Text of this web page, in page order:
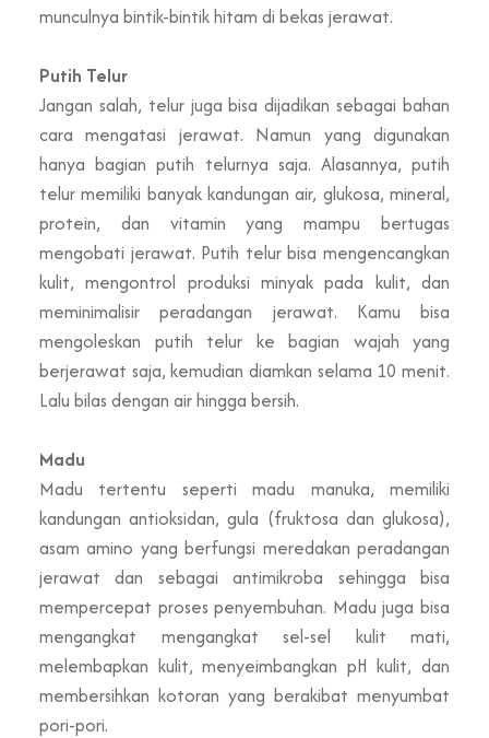
munculnya bintik-bintik hitam di bekas jerawat.
Putih Telur
Jangan salah, telur juga bisa dijadikan sebagai bahan
cara mengatasi jerawat. Namun yang digunakan
hanya bagian putih telurnya saja. Alasannya, putih
telur memiliki banyak kandungan air, glukosa, mineral,
protein, dan vitamin yang mampu bertugas
mengobati jerawat. Putih telur bisa mengencangkan
kulit, mengontrol produksi minyak pada kulit, dan
meminimalisir peradangan jerawat. Kamu bisa
mengoleskan putih telur ke bagian wajah yang
berjerawat saja, kemudian diamkan selama 10 menit.
Lalu bilas dengan air hingga bersih.
Madu
Madu tertentu seperti madu manuka, memiliki
kandungan antioksidan, gula (fruktosa dan glukosa),
asam amino yang berfungsi meredakan peradangan
jerawat dan sebagai antimikroba sehingga bisa
mempercepat proses penyembuhan. Madu juga bisa
mengangkat mengangkat sel-sel kulit mati,
melembapkan kulit, menyeimbangkan pH kulit, dan
membersihkan kotoran yang berakibat menyumbat
pori-pori.